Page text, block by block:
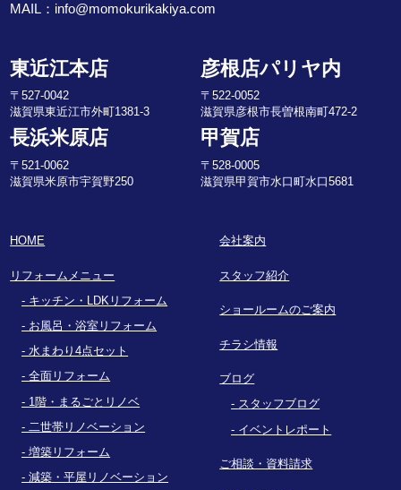
MAIL： info@momokurikakiya.com
東近江本店
〒527-0042
滋賀県東近江市外町1381-3
彦根店パリヤ内
〒522-0052
滋賀県彦根市長曽根南町472-2
長浜米原店
〒521-0062
滋賀県米原市宇賀野250
甲賀店
〒528-0005
滋賀県甲賀市水口町水口5681
HOME
リフォームメニュー
キッチン・LDKリフォーム
お風呂・浴室リフォーム
水まわり4点セット
全面リフォーム
1階・まるごとリノベ
二世帯リノベーション
増築リフォーム
減築・平屋リノベーション
会社案内
スタッフ紹介
ショールームのご案内
チラシ情報
ブログ
スタッフブログ
イベントレポート
ご相談・資料請求